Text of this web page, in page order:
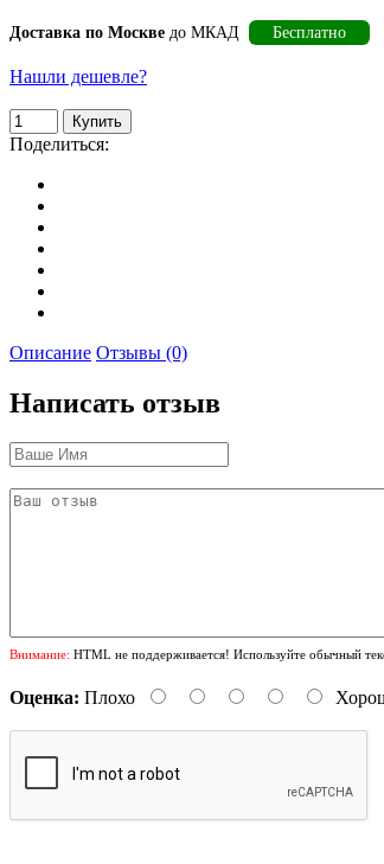
Доставка по Москве до МКАД Бесплатно
Нашли дешевле?
Поделиться:
Описание Отзывы (0)
Написать отзыв
Внимание: HTML не поддерживается! Используйте обычный
Оценка: Плохо